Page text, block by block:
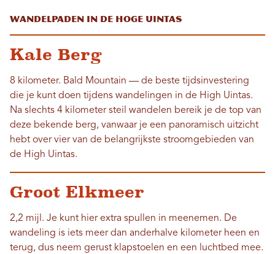
Wandelpaden in de Hoge Uintas
Kale Berg
8 kilometer. Bald Mountain — de beste tijdsinvestering
die je kunt doen tijdens wandelingen in de High Uintas.
Na slechts 4 kilometer steil wandelen bereik je de top van
deze bekende berg, vanwaar je een panoramisch uitzicht
hebt over vier van de belangrijkste stroomgebieden van
de High Uintas.
Groot Elkmeer
2,2 mijl. Je kunt hier extra spullen in meenemen. De
wandeling is iets meer dan anderhalve kilometer heen en
terug, dus neem gerust klapstoelen en een luchtbed mee.